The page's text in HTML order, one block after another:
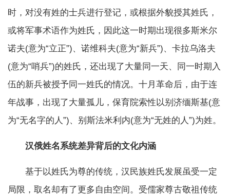
时，对没有姓的士兵进行登记，或根据外貌授其姓氏，
或将军事术语作为姓氏，因此这一时期出现很多斯米尔
诺夫(意为“立正”)、诺维科夫(意为“新兵”)、卡拉乌洛夫
(意为“哨兵”)的姓氏，还出现了大量同一天、同一时期入
伍的新兵被授予同一姓氏的情况。十月革命后，由于连
年战事，出现了大量孤儿，保育院索性以别济缅斯基(意
为“无名字的人”)、别斯法米利内(意为“无姓的人”)为姓。
汉俄姓名系统差异背后的文化内涵
基于以姓氏为尊的传统，汉民族姓氏发展虽受一定
局限，取名却有了更多自由空间。受儒家尊古敬祖传统